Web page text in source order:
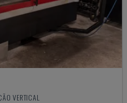
VERTICAL